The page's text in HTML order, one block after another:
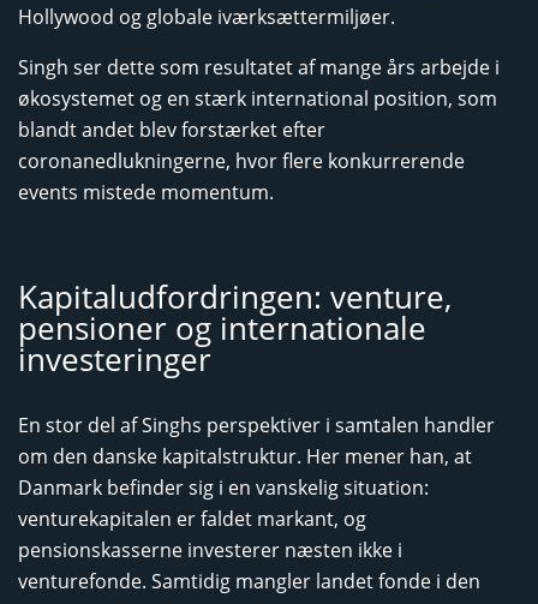
Hollywood og globale iværksættermiljøer.
Singh ser dette som resultatet af mange års arbejde i
økosystemet og en stærk international position, som
blandt andet blev forstærket efter
coronanedlukningerne, hvor flere konkurrerende
events mistede momentum.
Kapitaludfordringen: venture,
pensioner og internationale
investeringer
En stor del af Singhs perspektiver i samtalen handler
om den danske kapitalstruktur. Her mener han, at
Danmark befinder sig i en vanskelig situation:
venturekapitalen er faldet markant, og
pensionskasserne investerer næsten ikke i
venturefonde. Samtidig mangler landet fonde i den